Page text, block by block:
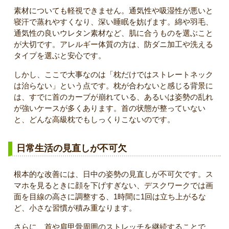
素材についても軽視できません。通気性や吸湿性が悪いと
寝汗で蒸れやすくなり、深い睡眠を妨げます。綿や羽毛、
通気性の良いウレタン素材など、肌に合うものを選ぶこと
が大切です。アレルギー体質の方は、防ダニ加工や洗える
タイプを選ぶと安心です。
しかし、ここで大事なのは「枕だけではストレートネック
は治らない」という点です。枕が合わないと感じる背景に
は、すでに首のカーブが崩れている、あるいは姿勢の乱れ
が強いケースが多くあります。首の状態が整っていない
と、どんな高級枕でもしっくりこないのです。
日常生活の見直しが不可欠
根本的な改善には、日中の姿勢の見直しが不可欠です。ス
マホを見るときに顔を下げすぎない、デスクワークでは画
面を目線の高さに調整する、1時間に1回は立ち上がるな
ど、小さな習慣が積み重なります。
さらに、首や肩甲骨周囲のストレッチを継続することで、